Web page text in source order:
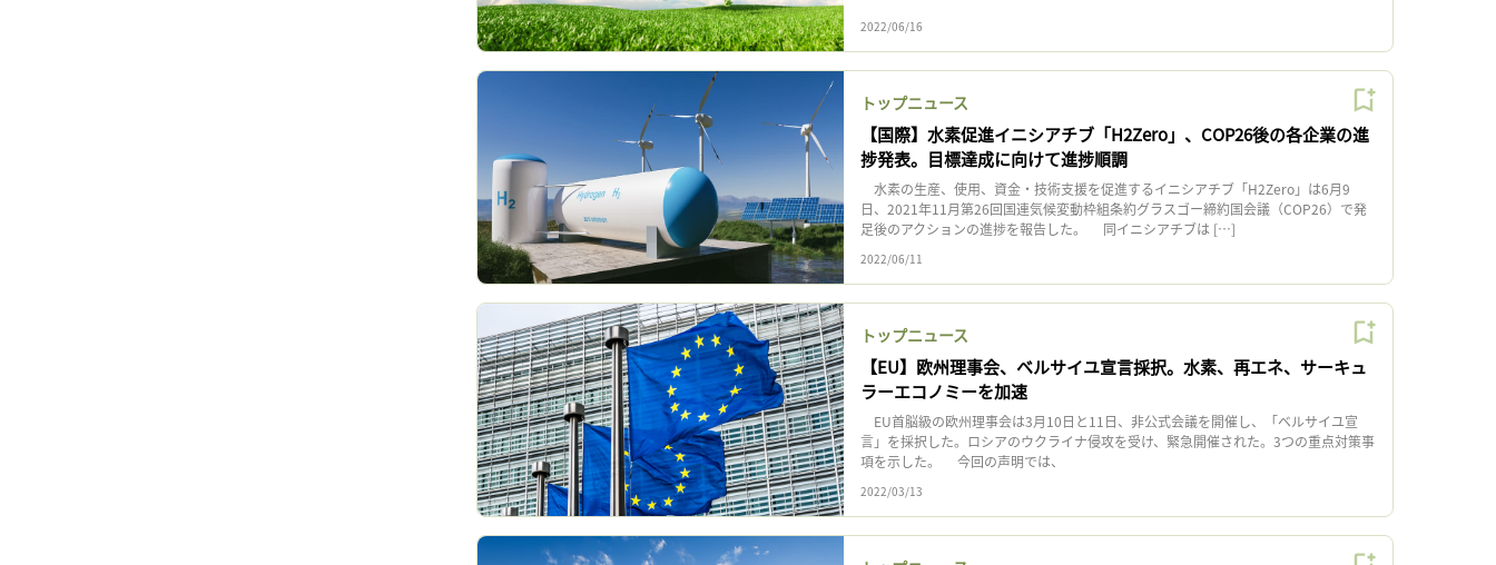
2022/06/16
トップニュース
【国際】水素促進イニシアチブ「H2Zero」、COP26後の各企業の進
捗発表。目標達成に向けて進捗順調
水素の生産、使用、資金・技術支援を促進するイニシアチブ「H2Zero」は6月9
日、2021年11月第26回国連気候変動枠組条約グラスゴー締約国会議（COP26）で発
足後のアクションの進捗を報告した。 同イニシアチブは […]
2022/06/11
トップニュース
【EU】欧州理事会、ベルサイユ宣言採択。水素、再エネ、サーキュ
ラーエコノミーを加速
EU首脳級の欧州理事会は3月10日と11日、非公式会議を開催し、「ベルサイユ宣
言」を採択した。ロシアのウクライナ侵攻を受け、緊急開催された。3つの重点対策事
項を示した。 今回の声明では、
2022/03/13